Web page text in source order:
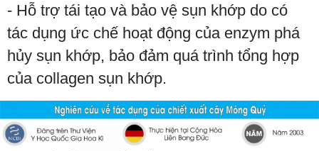
- Hỗ trợ tái tạo và bảo vệ sụn khớp do có
tác dụng ức chế hoạt động của enzym phá
hủy sụn khớp, bảo đảm quá trình tổng hợp
của collagen sụn khớp.